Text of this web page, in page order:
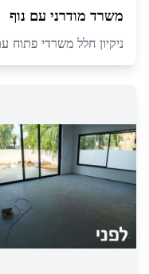
משרד מודרני עם נוף
ניקיון חלל משרדי פתוח